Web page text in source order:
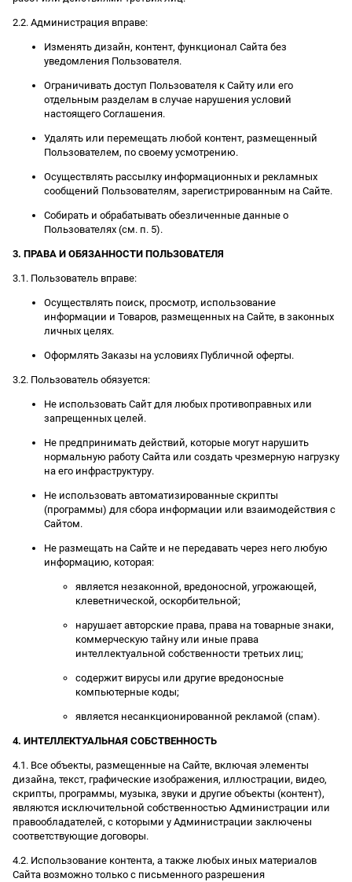
2.2. Администрация вправе:
Изменять дизайн, контент, функционал Сайта без
уведомления Пользователя.
Ограничивать доступ Пользователя к Сайту или его
отдельным разделам в случае нарушения условий
настоящего Соглашения.
Удалять или перемещать любой контент, размещенный
Пользователем, по своему усмотрению.
Осуществлять рассылку информационных и рекламных
сообщений Пользователям, зарегистрированным на Сайте.
Собирать и обрабатывать обезличенные данные о
Пользователях (см. п. 5).
3. ПРАВА И ОБЯЗАННОСТИ ПОЛЬЗОВАТЕЛЯ
3.1. Пользователь вправе:
Осуществлять поиск, просмотр, использование
информации и Товаров, размещенных на Сайте, в законных
личных целях.
Оформлять Заказы на условиях Публичной оферты.
3.2. Пользователь обязуется:
Не использовать Сайт для любых противоправных или
запрещенных целей.
Не предпринимать действий, которые могут нарушить
нормальную работу Сайта или создать чрезмерную нагрузку
на его инфраструктуру.
Не использовать автоматизированные скрипты
(программы) для сбора информации или взаимодействия с
Сайтом.
Не размещать на Сайте и не передавать через него любую
информацию, которая:
является незаконной, вредоносной, угрожающей,
клеветнической, оскорбительной;
нарушает авторские права, права на товарные знаки,
коммерческую тайну или иные права
интеллектуальной собственности третьих лиц;
содержит вирусы или другие вредоносные
компьютерные коды;
является несанкционированной рекламой (спам).
4. ИНТЕЛЛЕКТУАЛЬНАЯ СОБСТВЕННОСТЬ
4.1. Все объекты, размещенные на Сайте, включая элементы
дизайна, текст, графические изображения, иллюстрации, видео,
скрипты, программы, музыка, звуки и другие объекты (контент),
являются исключительной собственностью Администрации или
правообладателей, с которыми у Администрации заключены
соответствующие договоры.
4.2. Использование контента, а также любых иных материалов
Сайта возможно только с письменного разрешения